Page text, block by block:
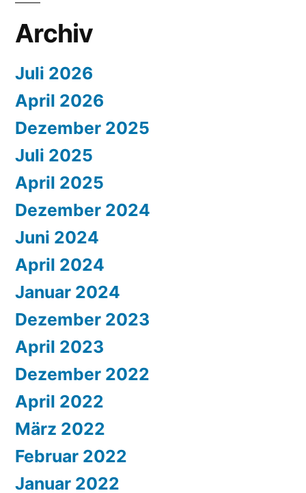
Archiv
Juli 2026
April 2026
Dezember 2025
Juli 2025
April 2025
Dezember 2024
Juni 2024
April 2024
Januar 2024
Dezember 2023
April 2023
Dezember 2022
April 2022
März 2022
Februar 2022
Januar 2022